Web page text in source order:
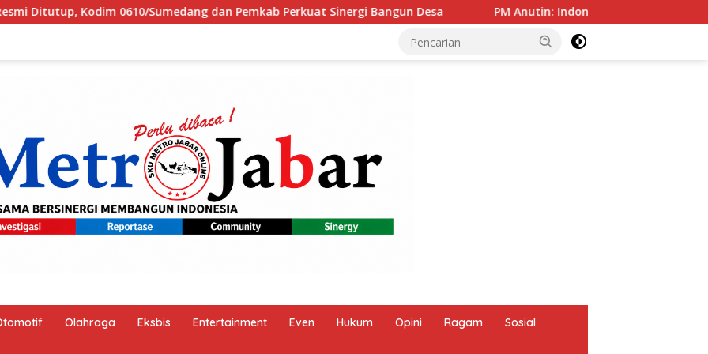
Pemkab Perkuat Sinergi Bangun Desa PM Anutin: Indonesia dan Tailan Pilar Utama ASEAN, Perkuat Kerja Sama
Olahraga Eksbis Entertainment Even Hukum Opini Ragam Sosial